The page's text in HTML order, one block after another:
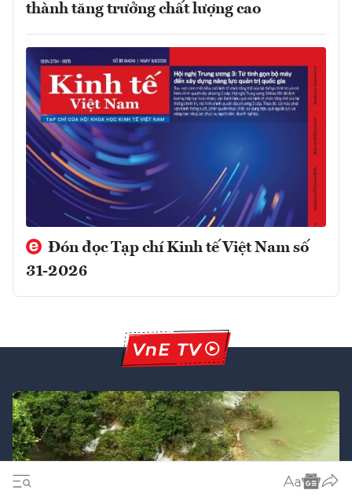
thành tăng trưởng chất lượng cao
Đón đọc Tạp chí Kinh tế Việt Nam số
31-2026